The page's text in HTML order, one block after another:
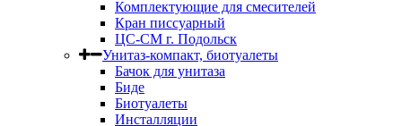
Комплектующие для смесителей
Кран писсуарный
ЦС-СМ г. Подольск
Унитаз-компакт, биотуалеты
Бачок для унитаза
Биде
Биотуалеты
Инсталляции